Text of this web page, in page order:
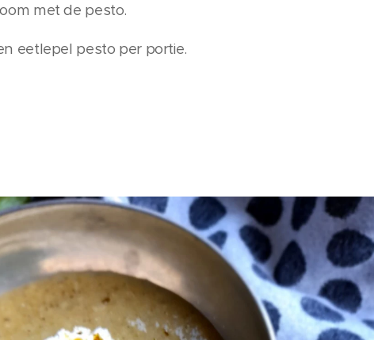
met de pesto.
eetlepel pesto per portie.